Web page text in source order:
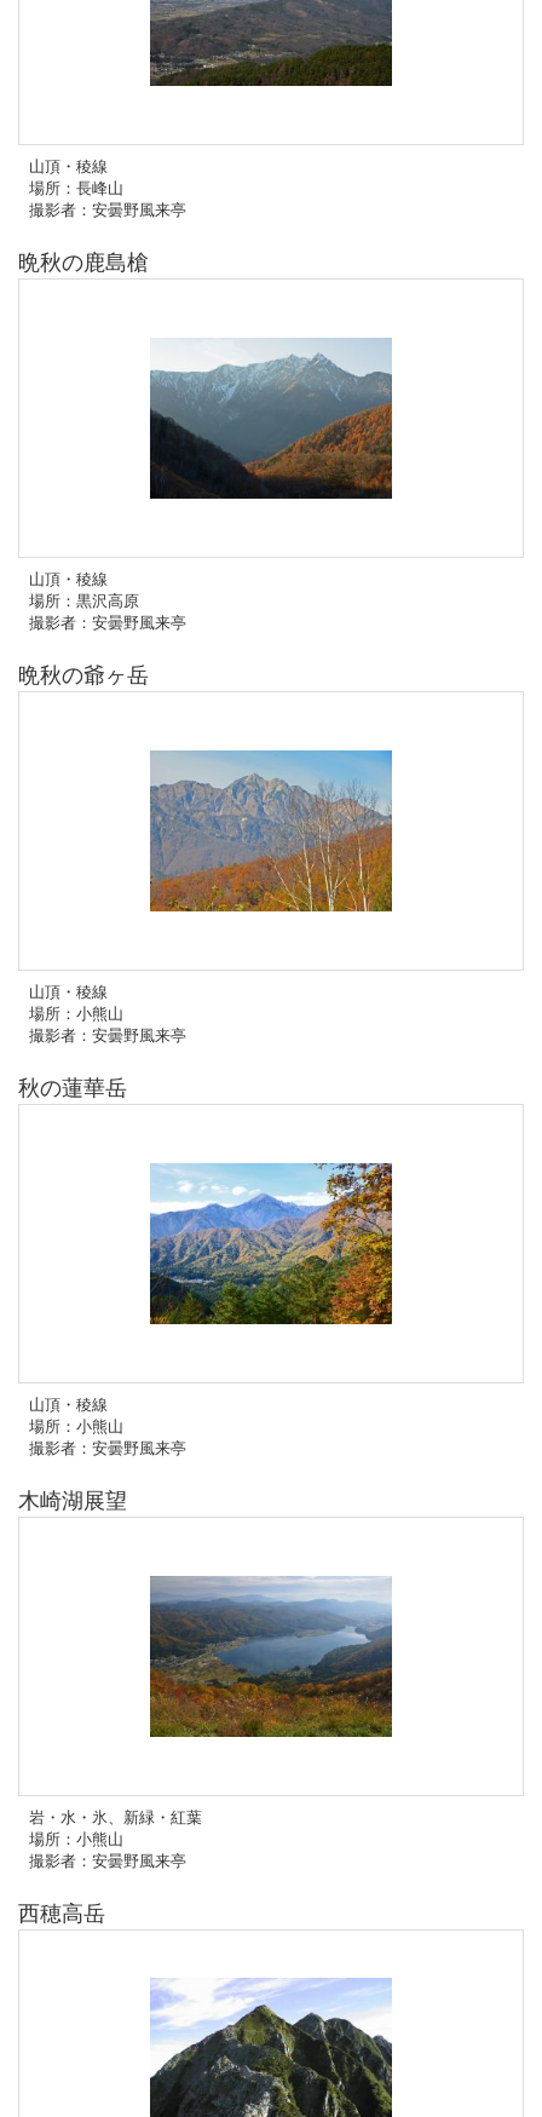
山頂・稜線
場所：長峰山
撮影者：安曇野風来亭
晩秋の鹿島槍
山頂・稜線
場所：黒沢高原
撮影者：安曇野風来亭
晩秋の爺ヶ岳
山頂・稜線
場所：小熊山
撮影者：安曇野風来亭
秋の蓮華岳
山頂・稜線
場所：小熊山
撮影者：安曇野風来亭
木崎湖展望
岩・水・氷、新緑・紅葉
場所：小熊山
撮影者：安曇野風来亭
西穂高岳